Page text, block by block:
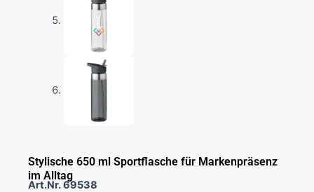
Stylische 650 ml Sportflasche für Markenpräsenz
im Alltag
Art.Nr.69538